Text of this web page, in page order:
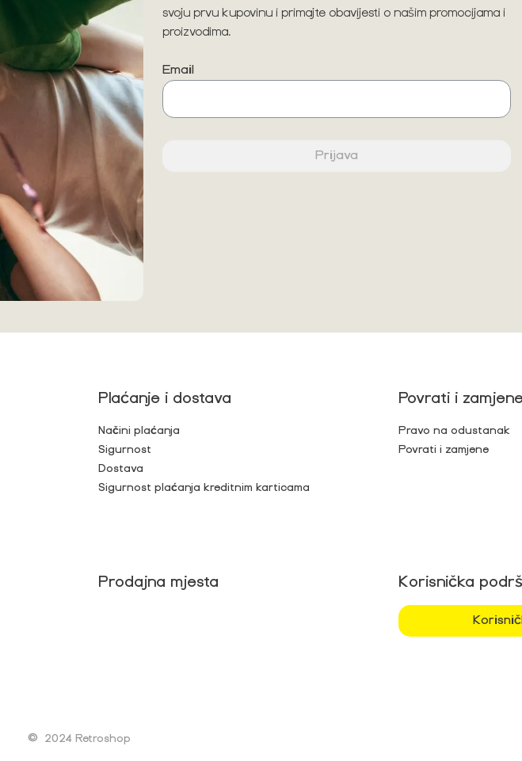
svoju prvu kupovinu i primajte obavijesti o našim promocijama i
proizvodima.
Email
Prijava
Plaćanje i dostava
Načini plaćanja
Sigurnost
Dostava
Sigurnost plaćanja kreditnim karticama
Povrati i
Pravo na odustanak
Povrati i zamjene
Prodajna mjesta Korisnička
© 2024 Retroshop